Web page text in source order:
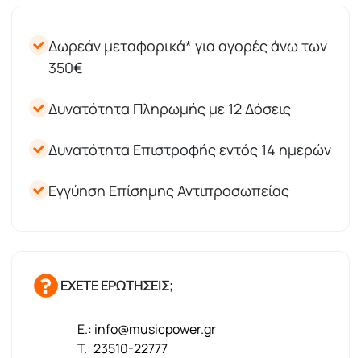
Δωρεάν μεταφορικά* για αγορές άνω των
350€
Δυνατότητα Πληρωμής με 12 Δόσεις
Δυνατότητα Επιστροφής εντός 14 ημερών
Εγγύηση Επίσημης Αντιπροσωπείας
ΕΧΕΤΕ ΕΡΩΤΗΣΕΙΣ;
E.: info@musicpower.gr
T.: 23510-22777